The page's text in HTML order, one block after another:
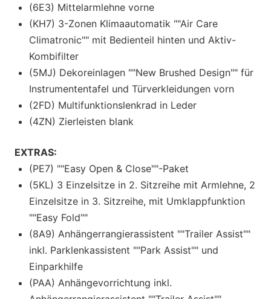
(6E3) Mittelarmlehne vorne
(KH7) 3-Zonen Klimaautomatik ""Air Care
Climatronic"" mit Bedienteil hinten und Aktiv-
Kombifilter
(5MJ) Dekoreinlagen ""New Brushed Design"" für
Instrumententafel und Türverkleidungen vorn
(2FD) Multifunktionslenkrad in Leder
(4ZN) Zierleisten blank
EXTRAS:
(PE7) ""Easy Open & Close""-Paket
(5KL) 3 Einzelsitze in 2. Sitzreihe mit Armlehne, 2
Einzelsitze in 3. Sitzreihe, mit Umklappfunktion
""Easy Fold""
(8A9) Anhängerrangierassistent ""Trailer Assist""
inkl. Parklenkassistent ""Park Assist"" und
Einparkhilfe
(PAA) Anhängevorrichtung inkl.